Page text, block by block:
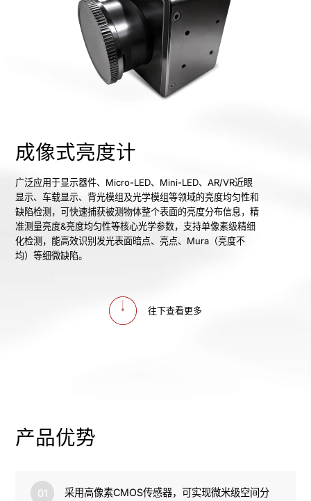
成像式亮度计
广泛应用于显示器件、Micro-LED、Mini-LED、AR/VR近眼
显示、车载显示、背光模组及光学模组等领域的亮度均匀性和
缺陷检测，可快速捕获被测物体整个表面的亮度分布信息，精
准测量亮度&亮度均匀性等核心光学参数，支持单像素级精细
化检测，能高效识别发光表面暗点、亮点、Mura（亮度不
均）等细微缺陷。
往下查看更多
产品优势
01
采用高像素CMOS传感器，可实现微米级空间分